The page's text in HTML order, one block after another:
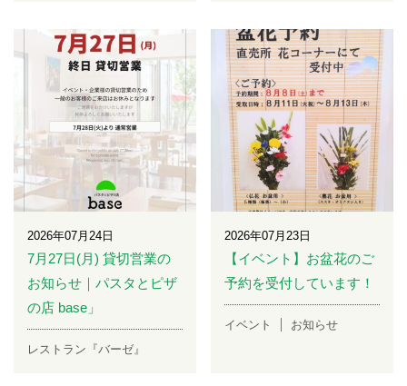
2026年07月24日
7月27日(月) 貸切営業の
お知らせ｜パスタとピザ
の店 base」
レストラン『バーゼ』
2026年07月23日
【イベント】お盆花のご
予約を受付しています！
イベント お知らせ